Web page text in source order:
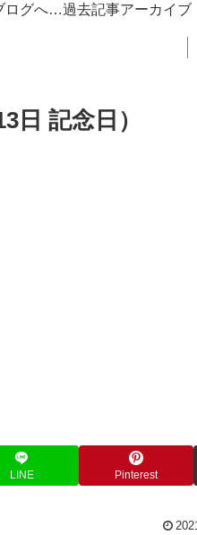
「空き家整理ブログへようこそ！」
記念日）
LINE Pinterest